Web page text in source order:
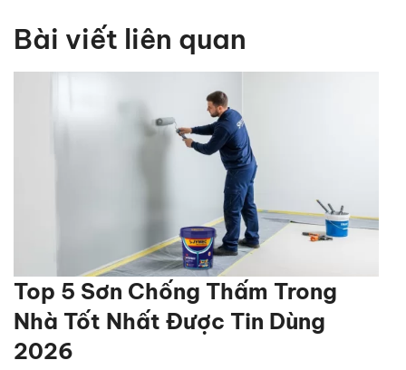
Bài viết liên quan
Top 5 Sơn Chống Thấm Trong
Nhà Tốt Nhất Được Tin Dùng
2026